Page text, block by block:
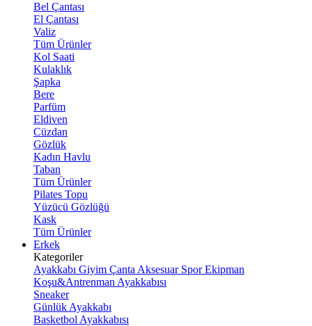
Bel Çantası
El Çantası
Valiz
Tüm Ürünler
Kol Saati
Kulaklık
Şapka
Bere
Parfüm
Eldiven
Cüzdan
Gözlük
Kadın Havlu
Taban
Tüm Ürünler
Pilates Topu
Yüzücü Gözlüğü
Kask
Tüm Ürünler
Erkek
Kategoriler
Ayakkabı Giyim Çanta Aksesuar Spor Ekipman
Koşu&Antrenman Ayakkabısı
Sneaker
Günlük Ayakkabı
Basketbol Ayakkabısı